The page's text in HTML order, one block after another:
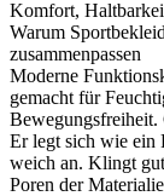
Komfort,
Warum
zusammenpassen
Moderne
gemacht für
Bewegungsfreiheit.
Er legt sich wie ein
weich an. Klingt
Poren der